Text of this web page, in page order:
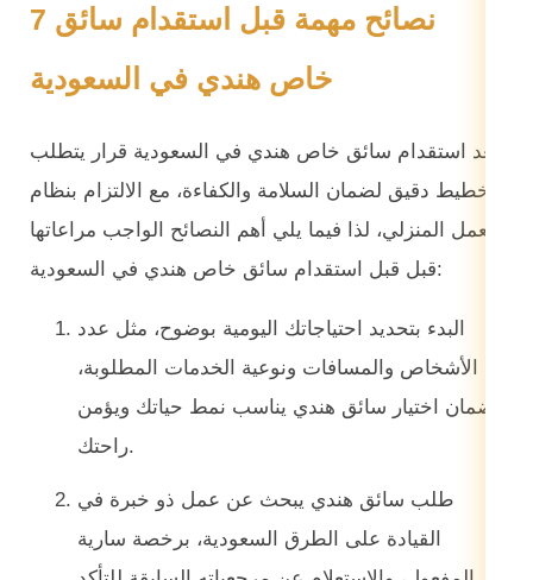
7 نصائح مهمة قبل استقدام سائق
خاص هندي في السعودية
يعد استقدام سائق خاص هندي في السعودية قرار يتطلب
تخطيط دقيق لضمان السلامة والكفاءة، مع الالتزام بنظام
العمل المنزلي، لذا فيما يلي أهم النصائح الواجب مراعاتها
قبل قبل استقدام سائق خاص هندي في السعودية:
البدء بتحديد احتياجاتك اليومية بوضوح، مثل عدد
الأشخاص والمسافات ونوعية الخدمات المطلوبة،
لضمان اختيار سائق هندي يناسب نمط حياتك ويؤمن
راحتك.
طلب سائق هندي يبحث عن عمل ذو خبرة في
القيادة على الطرق السعودية، برخصة سارية